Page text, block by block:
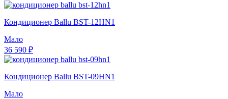
Кондиционер Ballu BST-12HN1
Мало
36 590 ₽
Кондиционер Ballu BST-09HN1
Мало